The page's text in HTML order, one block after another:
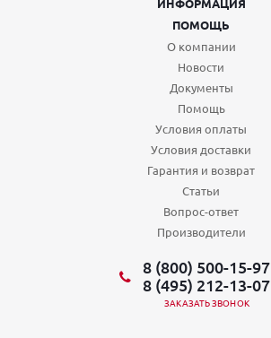
ИНФОРМАЦИЯ
ПОМОЩЬ
О компании
Новости
Документы
Помощь
Условия оплаты
Условия доставки
Гарантия и возврат
Статьи
Вопрос-ответ
Производители
8 (800) 500-15-97
8 (495) 212-13-07
ЗАКАЗАТЬ ЗВОНОК